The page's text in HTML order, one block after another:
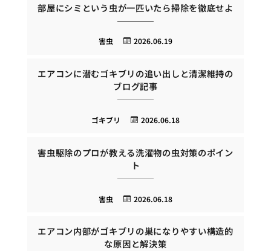
部屋にシミという虫が一匹いたら掃除を徹底せよ
2026.06.19
害虫
エアコンに潜むゴキブリの追い出しと清潔維持の
ブログ記事
2026.06.18
ゴキブリ
害虫駆除のプロが教える洗濯物の虫対策のポイン
ト
2026.06.18
害虫
エアコン内部がゴキブリの巣になりやすい構造的
な原因と解決策